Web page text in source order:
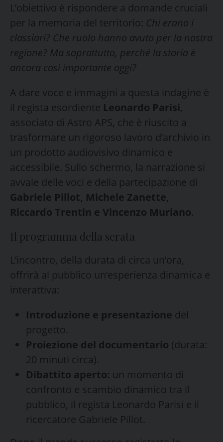
L’obiettivo è rispondere a domande cruciali
per la memoria del territorio: Chi erano i
classiari? Che ruolo hanno avuto per la nostra
regione? Ma soprattutto, perché la storia è
ancora così importante oggi?
A dare voce e immagini a questa indagine è
il regista esordiente Leonardo Parisi,
associato di Astro APS, che è riuscito a
trasformare un rigoroso lavoro d’archivio in
un prodotto audiovisivo dinamico e
accessibile. Sullo schermo, la narrazione si
avvale delle voci e della partecipazione di
Gabriele Pillot, Michele Zanette,
Riccardo Trentin e Vincenzo Muriano.
Il programma della serata
L’incontro, della durata di circa un’ora,
offrirà al pubblico un’esperienza dinamica e
interattiva:
Introduzione e presentazione del
progetto.
Proiezione del documentario (durata:
20 minuti circa).
Dibattito aperto: un momento di
confronto e scambio dinamico tra il
pubblico, il regista Leonardo Parisi e il
ricercatore Gabriele Pillot.